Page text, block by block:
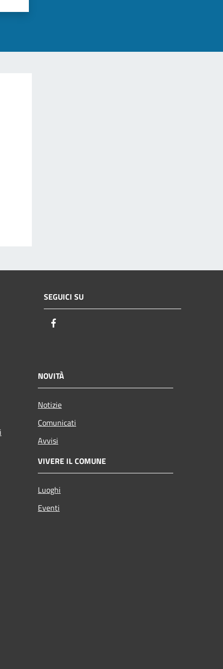
SEGUICI SU
NOVITÀ
Notizie
Comunicati
Avvisi
VIVERE IL COMUNE
Luoghi
Eventi